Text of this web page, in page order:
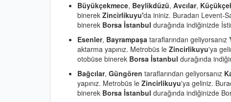
Büyükçekmece, Beylikdüzü, Avcılar,
binerek Zincirlikuyu'da ininiz. Buradan Levent-
binerek Borsa İstanbul durağında indiğinizde
Esenler, Bayrampaşa taraflarından geliyorsanız
aktarma yapınız. Metrobüs le Zincirlikuyu'ya
otobüse binerek Borsa İstanbul durağında
Bağcılar, Güngören taraflarından geliyorsanız
yapınız. Metrobüs le Zincirlikuyu'ya geliniz.
binerek Borsa İstanbul durağında indiğinizde